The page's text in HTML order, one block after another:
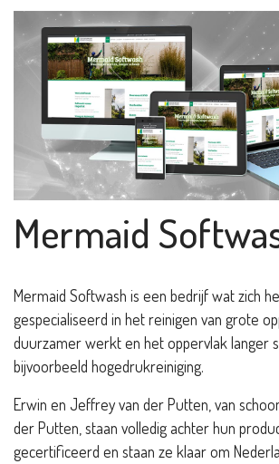
Mermaid
Mermaid Softwash is een bedrijf wat zich
gespecialiseerd in het reinigen van grote
duurzamer werkt en het oppervlak langer
bijvoorbeeld hogedrukreiniging.
Erwin en Jeffrey van der Putten, van
der Putten, staan volledig achter hun
gecertificeerd en staan ze klaar om